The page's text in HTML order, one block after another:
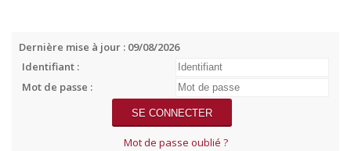
Dernière mise à jour : 09/08/2026
Identifiant :
Mot de passe :
Mot de passe oublié ?